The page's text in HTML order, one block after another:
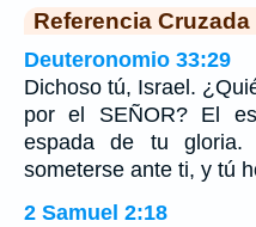
Referencia Cruzada
Deuteronomio 33:29
Dichoso tú, Israel.
por el SEÑOR? El
espada de tu gloria.
someterse ante ti, y tú
2 Samuel 2:18